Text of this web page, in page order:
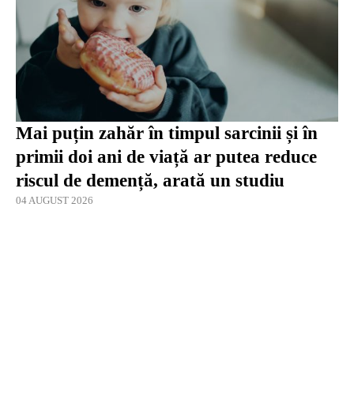
Mai puțin zahăr în timpul sarcinii și în
primii doi ani de viață ar putea reduce
riscul de demență, arată un studiu
04 AUGUST 2026